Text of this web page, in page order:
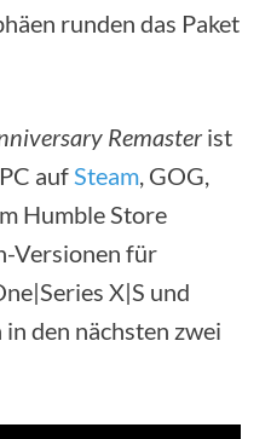
runden das Paket
Remasterist
aufSteam, GOG,
Humble Store
Versionen für
X|S und
den nächsten zwei